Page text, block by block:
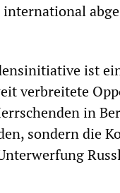
ist
verbreitete
in
sondern die